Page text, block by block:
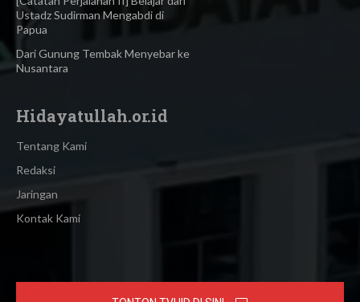
Ustadz Sudirman Mengabdi di
Papua
Dari Gunung Tembak Menyebar ke
Nusantara
Hidayatullah.or.id
Tentang Kami
Redaksi
Jaringan
Kontak Kami